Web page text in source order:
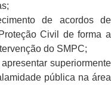
de acordos de
Civil de forma a
do SMPC;
superiormente
pública na área